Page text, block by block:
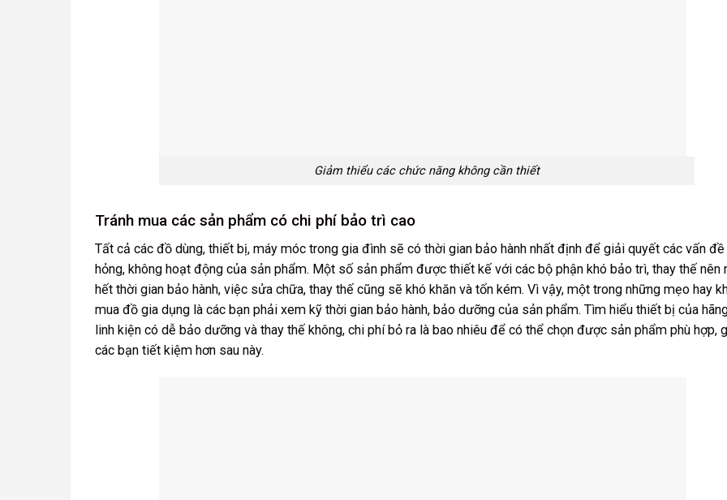
Giảm thiểu các chức năng không cần thiết
Tránh mua các sản phẩm có chi phí bảo trì cao
Tất cả các đồ dùng, thiết bị, máy móc trong gia đình sẽ có thời gian bảo hành nhất định để giải quyết các vấn
hỏng, không hoạt động của sản phẩm. Một số sản phẩm được thiết kế với các bộ phận khó bảo trì, thay thế nên
hết thời gian bảo hành, việc sửa chữa, thay thế cũng sẽ khó khăn và tốn kém. Vì vậy, một trong những mẹo hay
mua đồ gia dụng là các bạn phải xem kỹ thời gian bảo hành, bảo dưỡng của sản phẩm. Tìm hiểu thiết bị của
linh kiện có dễ bảo dưỡng và thay thế không, chi phí bỏ ra là bao nhiêu để có thể chọn được sản phẩm phù hợp,
các bạn tiết kiệm hơn sau này.